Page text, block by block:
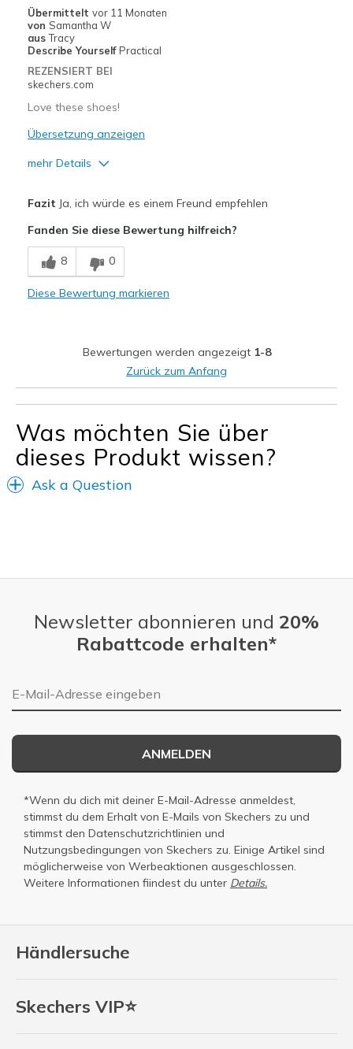
Travel
Width
Sizing
View On Shoes
Übermittelt vor 11 Monaten
von Samantha W
aus Tracy
Describe Yourself Practical
REZENSIERT BEI
skechers.com
Love these shoes!
Übersetzung anzeigen
mehr Details
Comfortable
Geeignete Verwendung
Casual Wear
Feels true to width
Sizing
Feels true to size
View On Shoes
I'm Really Into Shoes
Fazit Ja, ich würde es einem Freund empfehlen
Fanden Sie diese Bewertung hilfreich?
8 0
Diese Bewertung markieren
Bewertungen werden angezeigt 1-8
Zurück zum Anfang
Was möchten Sie über
dieses Produkt wissen?
Ask a Question
Händlersuche
Skechers VIP⭐
Newsletter abonnieren und 20%
Rabattcode erhalten*
E-Mail-Adresse
ANMELDEN
*Wenn du dich mit deiner E-Mail-Adresse anmeldest,
stimmst du dem Erhalt von E-Mails von Skechers zu und
stimmst den Datenschutzrichtlinien und
Nutzungsbedingungen von Skechers zu. Einige Artikel sind
möglicherweise von Werbeaktionen ausgeschlossen.
Weitere Informationen fiindest du unter Details.